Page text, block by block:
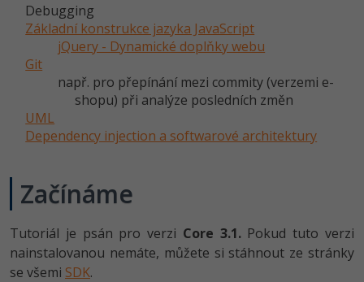
Debugging
Základní konstrukce jazyka JavaScript
jQuery - Dynamické doplňky webu
Git
např. pro přepínání mezi commity (verzemi e-
shopu) při analýze posledních změn
UML
Dependency injection a softwarové architektury
Začínáme
Tutoriál je psán pro verzi Core 3.1.Pokud tuto verzi
nainstalovanou nemáte, můžete si stáhnout ze stránky
se všemi SDK.